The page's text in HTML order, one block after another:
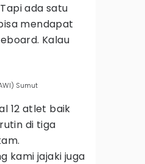
ada satu
mendapat
Kalau
Sumut
12 atlet baik
di tiga
kami jajaki juga